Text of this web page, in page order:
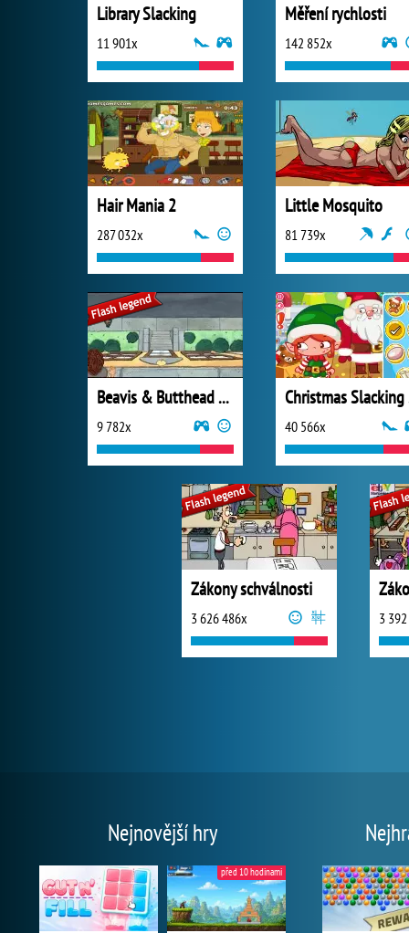
Library Slacking
11 901x
Měření rychlosti
142 852x
Hair Mania 2
287 032x
Little Mosquito
81 739x
Beavis & Butthead Hock-A-Loogie
9 782x 40 566x
Zákony schválnosti
3 626 486x 3
Nejnovější hry
před 10 hodinami